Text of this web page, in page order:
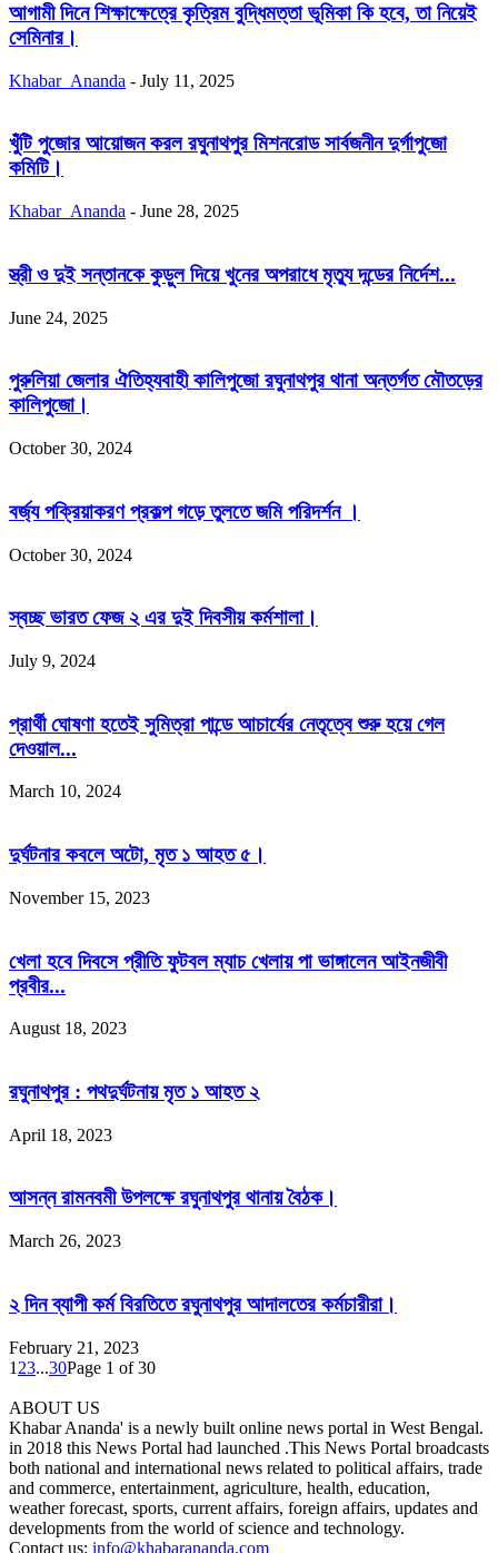
আগামী দিনে শিক্ষাক্ষেত্রে কৃত্রিম বুদ্ধিমত্তা ভূমিকা কি হবে, তা নিয়েই
সেমিনার।
Khabar_Ananda - July 11, 2025
খুঁটি পুজোর আয়োজন করল রঘুনাথপুর মিশনরোড সার্বজনীন দুর্গাপুজো
কমিটি।
Khabar_Ananda - June 28, 2025
স্ত্রী ও দুই সন্তানকে কুড়ুল দিয়ে খুনের অপরাধে মৃত্যু দন্ডের নির্দেশ...
June 24, 2025
পুরুলিয়া জেলার ঐতিহ্যবাহী কালিপুজো রঘুনাথপুর থানা অন্তর্গত মৌতড়ের
কালিপুজো।
October 30, 2024
বর্জ্য পক্রিয়াকরণ প্রকল্প গড়ে তুলতে জমি পরিদর্শন ।
October 30, 2024
স্বচ্ছ ভারত ফেজ ২ এর দুই দিবসীয় কর্মশালা।
July 9, 2024
প্রার্থী ঘোষণা হতেই সুমিত্রা পান্ডে আচার্যের নেতৃত্বে শুরু হয়ে গেল
দেওয়াল...
March 10, 2024
দুর্ঘটনার কবলে অটো, মৃত ১ আহত ৫।
November 15, 2023
খেলা হবে দিবসে প্রীতি ফুটবল ম্যাচ খেলায় পা ভাঙ্গালেন আইনজীবী
প্রবীর...
August 18, 2023
রঘুনাথপুর : পথদুর্ঘটনায় মৃত ১ আহত ২
April 18, 2023
আসন্ন রামনবমী উপলক্ষে রঘুনাথপুর থানায় বৈঠক।
March 26, 2023
২ দিন ব্যাপী কর্ম বিরতিতে রঘুনাথপুর আদালতের কর্মচারীরা।
February 21, 2023
1 23...30Page 1 of 30
ABOUT US
Khabar Ananda' is a newly built online news portal in West Bengal.
in 2018 this News Portal had launched .This News Portal broadcasts
both national and international news related to political affairs, trade
and commerce, entertainment, agriculture, health, education,
weather forecast, sports, current affairs, foreign affairs, updates and
developments from the world of science and technology.
Contact us: info@khabarananda.com